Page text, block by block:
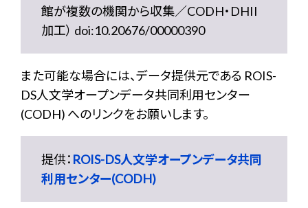
館が複数の機関から収集／CODH・DHII
加工） doi:10.20676/00000390
また可能な場合には、データ提供元である ROIS-
DS人文学オープンデータ共同利用センター
(CODH) へのリンクをお願いします。
提供： ROIS-DS人文学オープンデータ共同
利用センター(CODH)